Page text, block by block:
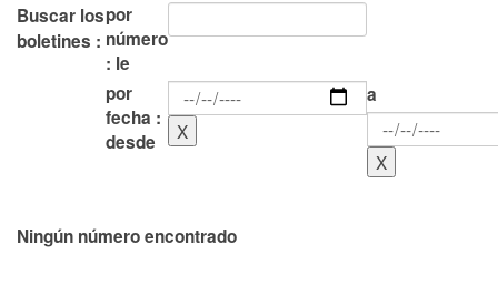
Buscar los
boletines :
por
número
: le
por
fecha :
desde
a
Ningún número encontrado